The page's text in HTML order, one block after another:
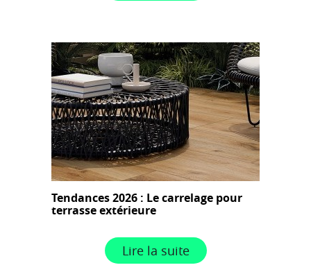
Tendances 2026 : Le carrelage pour
terrasse extérieure
Lire la suite